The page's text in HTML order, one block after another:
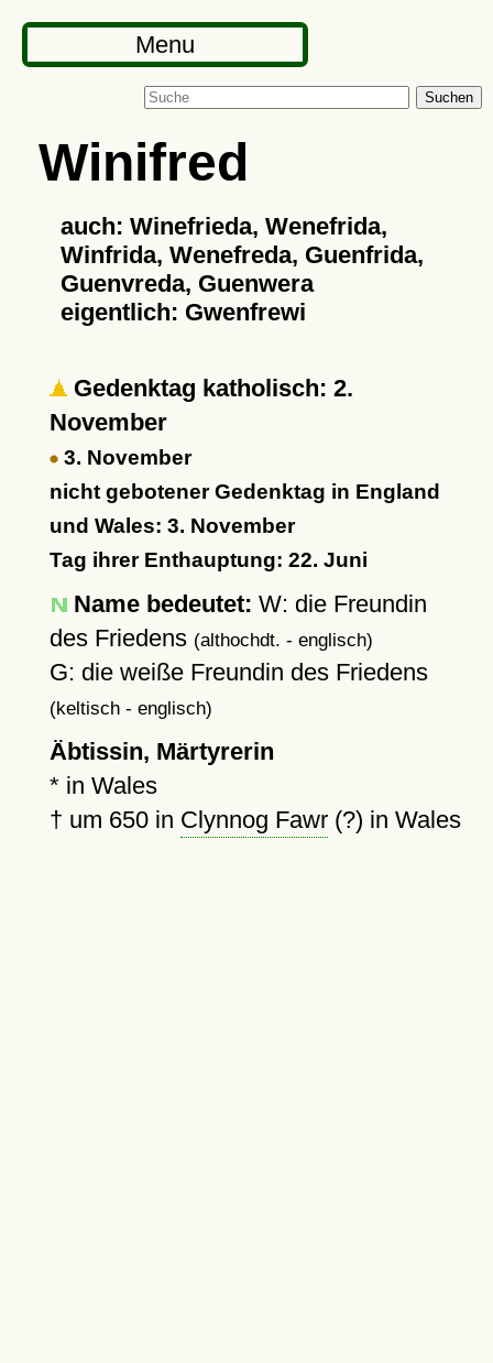
Menu
Suchen
Winifred
auch: Winefrieda, Wenefrida,
Winfrida, Wenefreda, Guenfrida,
Guenvreda, Guenwera
eigentlich: Gwenfrewi
Gedenktag katholisch: 2.
November
3. November
nicht gebotener Gedenktag in England
und Wales: 3. November
Tag ihrer Enthauptung: 22. Juni
Name bedeutet: W: die Freundin
des Friedens (althochdt. - englisch)
G: die weiße Freundin des Friedens
(keltisch - englisch)
Äbtissin, Märtyrerin
* in Wales
† um 650in Clynnog Fawr(?) in Wales